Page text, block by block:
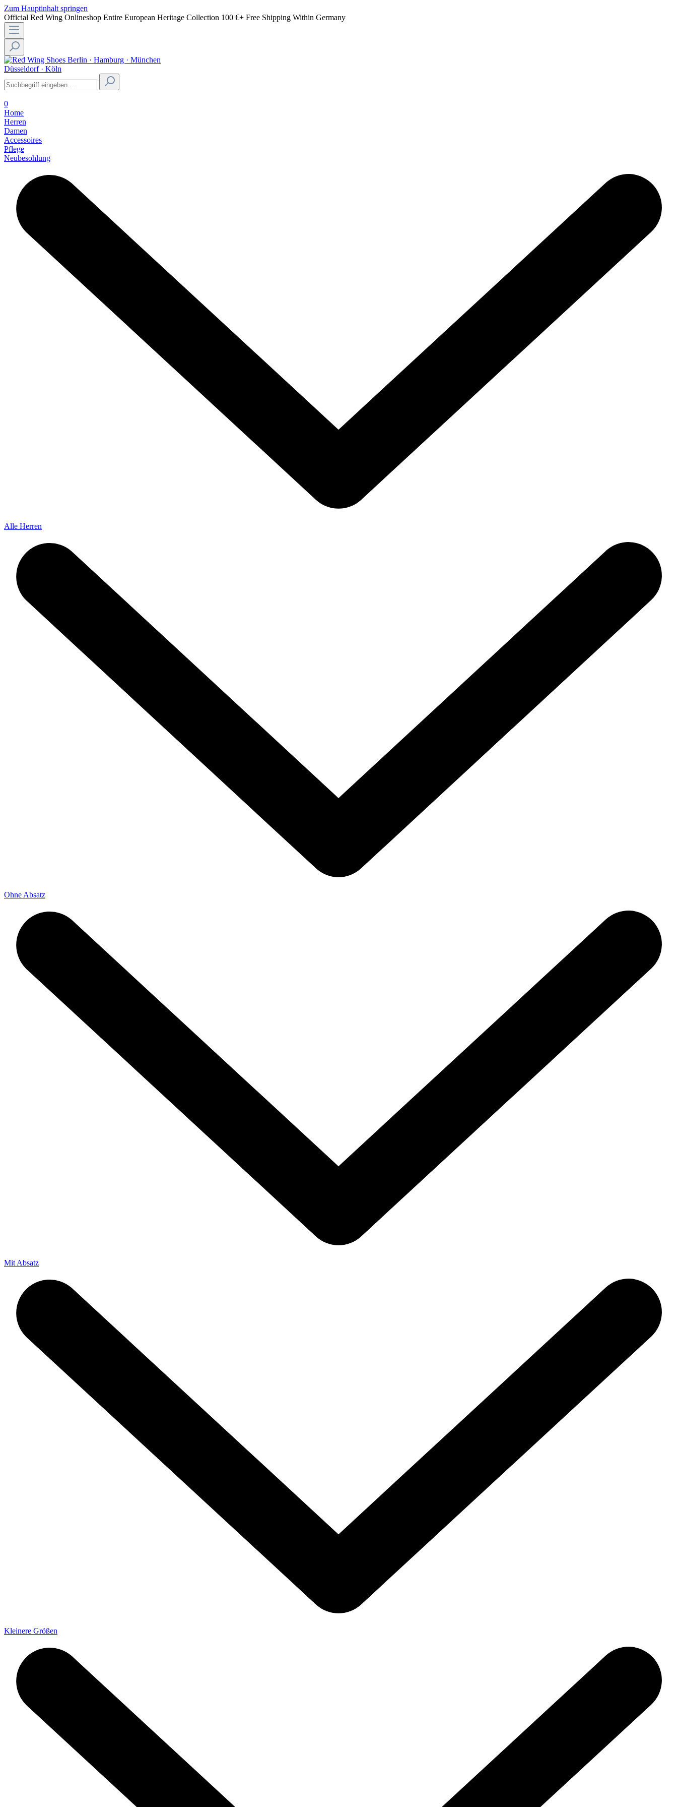
Zum Hauptinhalt springen
Official Red Wing Onlineshop Entire European Heritage Collection 100 €+ Free Shipping Within Germany
Berlin · Hamburg · München
Düsseldorf · Köln
0
Home
Herren
Damen
Accessoires
Pflege
Neubesohlung
Alle Herren
Ohne Absatz
Mit Absatz
Kleinere Größen